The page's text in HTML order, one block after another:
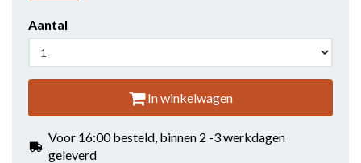
Aantal
In winkelwagen
Voor 16:00 besteld, binnen 2 -3 werkdagen
geleverd